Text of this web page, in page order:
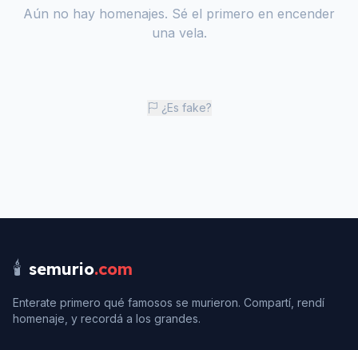
Aún no hay homenajes. Sé el primero en encender
una vela.
¿Es fake?
🕯️ semurio.com
Enterate primero qué famosos se murieron. Compartí, rendí
homenaje, y recordá a los grandes.